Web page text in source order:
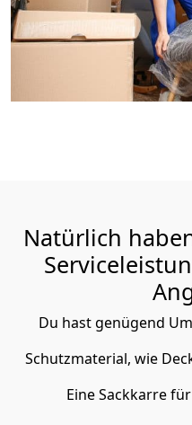
Natürlich
Du hast genügend
Schutzmaterial, wie
Eine Sackkarre